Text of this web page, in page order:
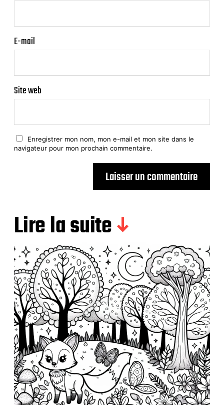
E-mail
Site web
Enregistrer mon nom, mon e-mail et mon site dans le
navigateur pour mon prochain commentaire.
Lire la suite